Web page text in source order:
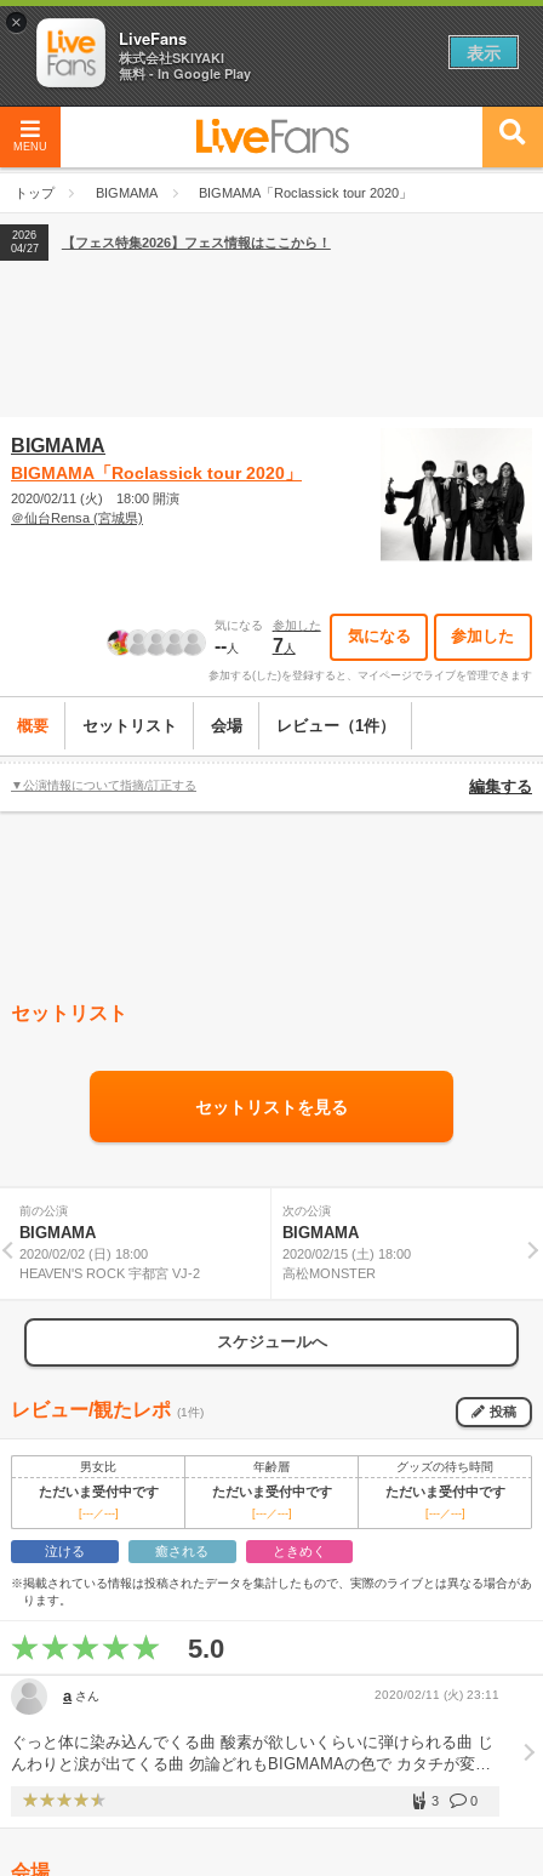
MENU
トップ BIGMAMA BIGMAMA「Roclassick tour 2020」
2026
04/27
2026
【ライブ動員ランキング】2026年上半期編発表！
2026
04/27
【フェス特集2026】フェス情報はここから！
BIGMAMA
BIGMAMA「Roclassick tour 2020」
2020/02/11 (火) 18:00 開演
＠仙台Rensa (宮城県)
気になる
--人
参加した
7 人
気になる 参加した
参加する(した)を登録すると、マイページでライブを管理できます
概要 セットリスト 会場 レビュー（1件）
▼公演情報について指摘/訂正する 編集する
セットリスト
セットリストを見る
前の公演
BIGMAMA
2020/02/02 (日) 18:00
HEAVEN'S ROCK 宇都宮 VJ-2
次の公演
BIGMAMA
2020/02/15 (土) 18:00
高松MONSTER
スケジュールへ
レビュー/観たレポ (1件) 投稿
男女比 年齢層 グッズの待ち時間
ただいま受付中です ただいま受付中です ただいま受付中です
[---／---] [---／---] [---／---]
泣ける 癒される ときめく
※掲載されている情報は投稿されたデータを集計したもので、実際のライブとは異なる場合があ
ります。
5.0
a さん 2020/02/11 (火) 23:11
ぐっと体に染み込んでくる曲 酸素が欲しいくらいに弾けられる曲 じ
んわりと涙が出てくる曲 勿論どれもBIGMAMAの色で カタチが変わ
て ずっとついていける
0
3
会場
×
LiveFans
株式会社SKIYAKI
無料 - In Google Play
表示